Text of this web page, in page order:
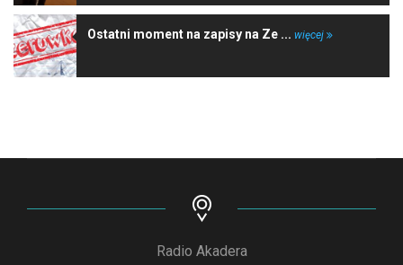
Ostatni moment na zapisy na Ze ... więcej
Radio Akadera